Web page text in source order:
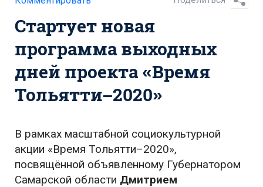
Ремонт Обводного шоссе
Набережная Тольятти
Неделя Тольятти
Стартует новая
программа выходных
дней проекта «Время
Тольятти–2020»
В рамках масштабной социокультурной
акции «Время Тольятти–2020»,
посвящённой объявленному Губернатором
Самарской области Дмитрием